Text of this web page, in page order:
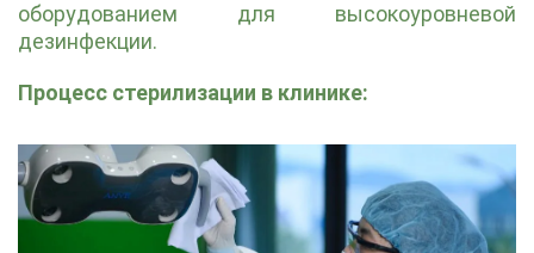
оборудованием для высокоуровневой
дезинфекции.
Процесс стерилизации в клинике: